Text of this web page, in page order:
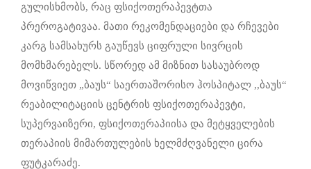
გულისხმობს, რაც ფსიქოთერაპევტთა
პრეროგატივაა. მათი რეკომენდაციები და რჩევები
კარგ სამსახურს გაუწევს ციფრული სივრცის
მომხმარებელს. სწორედ ამ მიზნით სასაუბროდ
მოვიწვიეთ „ბაუს“ საერთაშორისო ჰოსპიტალ ,,ბაუს“
რეაბილიტაციის ცენტრის ფსიქოთერაპევტი,
სუპერვაიზერი, ფსიქოთერაპიისა და მეტყველების
თერაპიის მიმართულების ხელმძღვანელი ცირა
ფუტკარაძე.